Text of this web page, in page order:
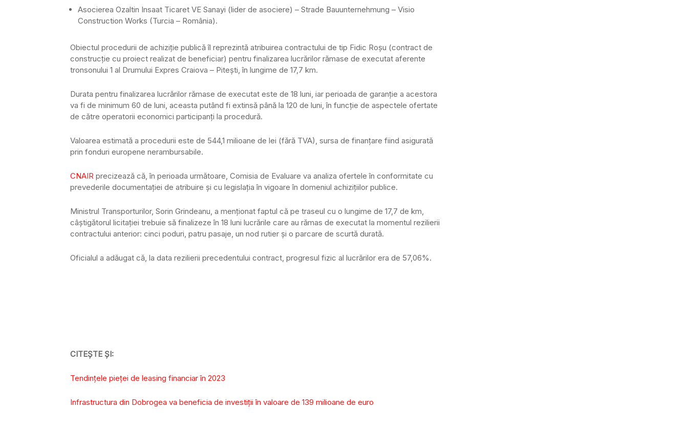
Asocierea Ozaltin Insaat Ticaret VE Sanayi (lider de asociere) – Strade Bauunternehmung – Visio
Construction Works (Turcia – România).
Obiectul procedurii de achiziţie publică îl reprezintă atribuirea contractului de tip Fidic Roşu (contract de
construcție cu proiect realizat de beneficiar) pentru finalizarea lucrărilor rămase de executat aferente
tronsonului 1 al Drumului Expres Craiova – Pitești, în lungime de 17,7 km.
Durata pentru finalizarea lucrărilor rămase de executat este de 18 luni, iar perioada de garanţie a acestora
va fi de minimum 60 de luni, aceasta putând fi extinsă până la 120 de luni, în funcţie de aspectele ofertate
de către operatorii economici participanţi la procedură.
Valoarea estimată a procedurii este de 544,1 milioane de lei (fără TVA), sursa de finanţare fiind asigurată
prin fonduri europene nerambursabile.
CNAIR precizează că, în perioada următoare, Comisia de Evaluare va analiza ofertele în conformitate cu
prevederile documentaţiei de atribuire şi cu legislaţia în vigoare în domeniul achiziţiilor publice.
Ministrul Transporturilor, Sorin Grindeanu, a menţionat faptul că pe traseul cu o lungime de 17,7 de km,
câştigătorul licitației trebuie să finalizeze în 18 luni lucrările care au rămas de executat la momentul rezilierii
contractului anterior: cinci poduri, patru pasaje, un nod rutier şi o parcare de scurtă durată.
Oficialul a adăugat că, la data rezilierii precedentului contract, progresul fizic al lucrărilor era de 57,06%.
CITEȘTE ȘI:
Tendințele pieței de leasing financiar în 2023
Infrastructura din Dobrogea va beneficia de investiții în valoare de 139 milioane de euro